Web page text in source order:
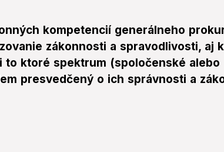
kompetencií generálneho
zákonnosti a spravodlivosti, aj
to ktoré spektrum (spoločenské alebo
presvedčený o ich správnosti a